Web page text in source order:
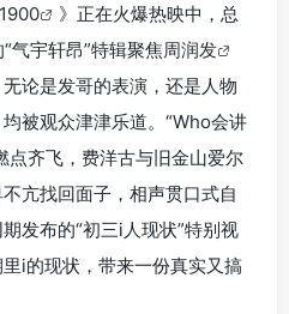
》正在火爆热映中，总
气宇轩昂”特辑聚焦周润发
论是发哥的表演，还是人物
被观众津津乐道。“Who会讲
点齐飞，费洋古与旧金山爱尔
亢找回面子，相声贯口式自
发布的“初三i人现状”特别视
i的现状，带来一份真实又搞